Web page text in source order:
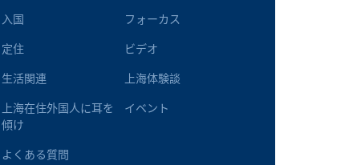
入国
定住
生活関連
上海在住外国人に耳を
傾け
よくある質問
フォーカス
ビデオ
上海体験談
イベント